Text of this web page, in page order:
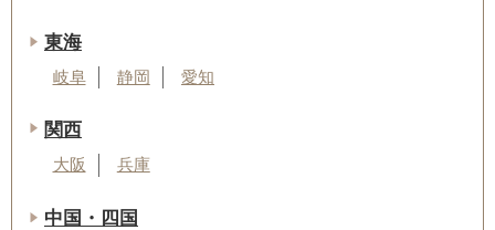
東海
岐阜 静岡 愛知
関西
大阪 兵庫
中国・四国